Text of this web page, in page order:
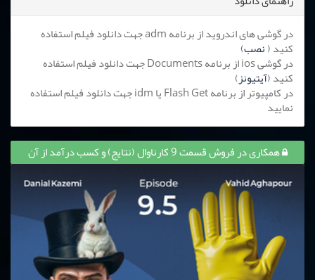
در گوشی های اندروید از برنامه adm جهت دانلود فیلم استفاده
کنید (نصب)
در گوشی ios از برنامه Documents جهت دانلود فیلم استفاده
کنید (آیتیونز)
در کامپیوتر از برنامه Flash Get یا idm جهت دانلود فیلم استفاده
نمایید
همکاری در فروش قسمت 9 کارناوال (نتایج) و کسب درآمد از آن